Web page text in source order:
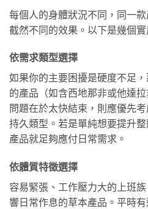
每個人的身體狀況不同，同一
截然不同的效果。以下是幾個實
依需求類型選擇
如果你的主要困擾是硬度不足
的產品（如含西地那非或他達
問題在於太快結束，則應優先
持久類型。若是單純想要提升
產品就足夠應付日常需求。
依體質特徵選擇
容易緊張、工作壓力大的上班
響日常作息的草本產品。平時